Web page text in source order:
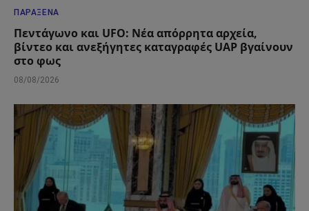
ΠΑΡΆΞΕΝΑ
Πεντάγωνο και UFO: Νέα απόρρητα αρχεία,
βίντεο και ανεξήγητες καταγραφές UAP βγαίνουν
στο φως
08/08/2026